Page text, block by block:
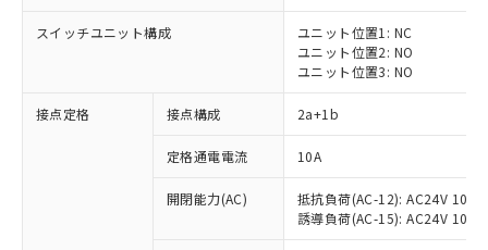
スイッチユニット構成
ユニット位置1: NC
ユニット位置2: NO
ユニット位置3: NO
接点定格 接点構成 2a+1b
定格通電電流 10A
開閉能力(AC)
抵抗負荷(AC-12): AC24V 10A/
誘導負荷(AC-15): AC24V
※1 対応状況
対応済み：EU RoHS指令（10物質）の
非含有に対応した製品が提供可能な商品で
対応予定：EU RoHS指令（10物質）の非含